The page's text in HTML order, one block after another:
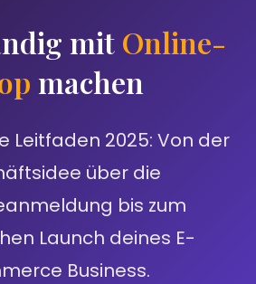
mit Online-
machen
Leitfaden 2025: Von der
über die
bis zum
Launch deines E-
Business.